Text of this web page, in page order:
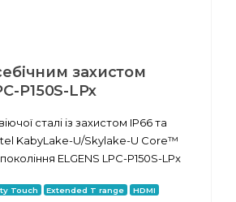
захистом
P150S-LPx
сталі із захистом IP66 та
KabyLake-U/Skylake-U Core™
ELGENS LPC-P150S-LPx
Touch Extended T range HDMI